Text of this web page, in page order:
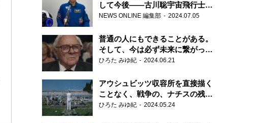
して今後――古川聡宇宙飛行士単
独インタビュー
NEWS ONLINE 編集部 2024.07.05
普通の人にもできることがある。
そして、今は必ず未来に繋がって
いく……『ONE LIFE 奇跡が繋い
ひろた みゆ紀 2024.06.21
アウシュビッツ収容所を直接描く
ことなく、戦争の、ナチスの残虐
さが見える映画 『関心領域』
ひろた みゆ紀 2024.05.24